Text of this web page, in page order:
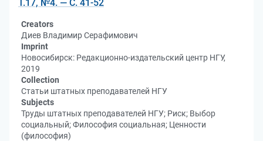
Т.17, №4. — С. 41-52
Creators
Диев Владимир Серафимович
Imprint
Новосибирск: Редакционно-издательский центр НГУ,
2019
Collection
Статьи штатных преподавателей НГУ
Subjects
Труды штатных преподавателей НГУ; Риск; Выбор
социальный; Философия социальная; Ценности
(философия)